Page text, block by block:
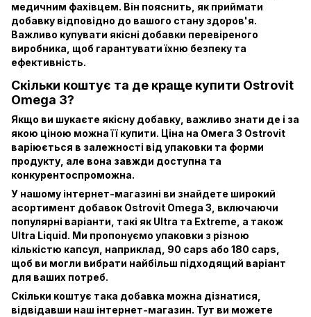
медичним фахівцем. Він пояснить, як приймати
добавку відповідно до вашого стану здоров'я.
Важливо купувати якісні добавки перевіреного
виробника, щоб гарантувати їхню безпеку та
ефективність.
Скільки коштує та де краще купити Ostrovit
Omega 3?
Якщо ви шукаєте якісну добавку, важливо знати де і за
якою ціною можна її купити. Ціна на Омега 3 Ostrovit
варіюється в залежності від упаковки та форми
продукту, але вона завжди доступна та
конкурентоспроможна.
У нашому інтернет-магазині ви знайдете широкий
асортимент добавок Ostrovit Omega 3, включаючи
популярні варіанти, такі як Ultra та Extreme, а також
Ultra Liquid. Ми пропонуємо упаковки з різною
кількістю капсул, наприклад, 90 caps або 180 caps,
щоб ви могли вибрати найбільш підходящий варіант
для ваших потреб.
Скільки коштує така добавка можна дізнатися,
відвідавши наш інтернет-магазин. Тут ви можете